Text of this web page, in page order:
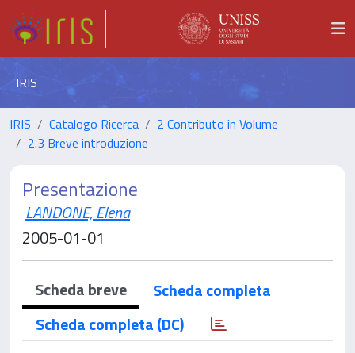
IRIS
IRIS Catalogo Ricerca
2 Contributo in Volume
2.3 Breve introduzione
Presentazione
LANDONE, Elena
2005-01-01
Scheda breve
Scheda completa
Scheda completa (DC)